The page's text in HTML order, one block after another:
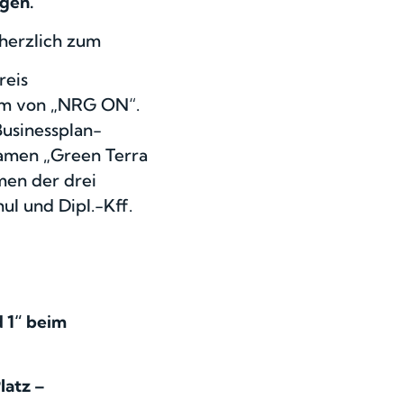
zum
von „NRG ON“.
„Green Terra
der drei
und Dipl.-Kff.
1“ beim
–